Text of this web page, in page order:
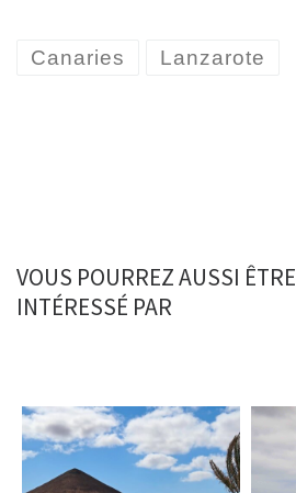
o
o
Canaries Lanzarote
VOUS POURREZ AUSSI ÊTRE
INTÉRESSÉ PAR